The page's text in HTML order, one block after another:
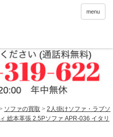
menu
ソファの買取 > 2人掛けソファ・ラブソ
総本革張 2.5Pソファ APR-036 イタリ